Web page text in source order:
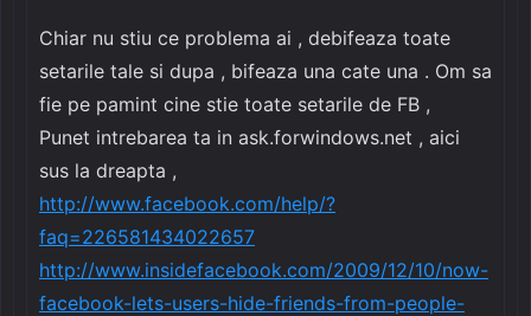
Chiar nu stiu ce problema ai , debifeaza toate
setarile tale si dupa , bifeaza una cate una . Om sa
fie pe pamint cine stie toate setarile de FB ,
Punet intrebarea ta in ask.forwindows.net , aici
sus la dreapta ,
http://www.facebook.com/help/?
faq=226581434022657
http://www.insidefacebook.com/2009/12/10/now-
facebook-lets-users-hide-friends-from-people-